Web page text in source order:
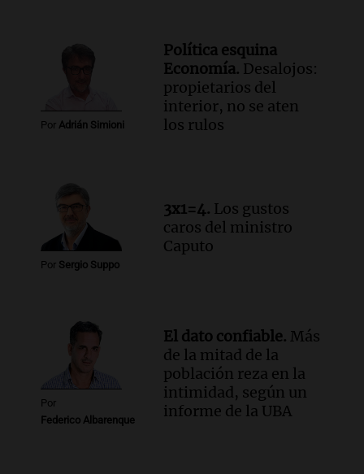
compras de Antonella: bromas en
Rosario.
Viva la Radio Rosario
Episodios
Audio.Luciano Cáceres llega a Córdoba a
Amamos Argentina
Episodios
Por Adrián Simioni
Política esquina
Economía. Desalojos:
propietarios del
interior, no se aten
los rulos
Por Sergio Suppo
3x1=4. Los gustos
caros del ministro
Caputo
Por
Federico Albarenque
El dato confiable. Más
de la mitad de la
población reza en la
intimidad, según un
informe de la UBA